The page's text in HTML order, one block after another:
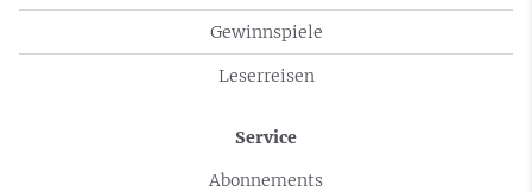
Gewinnspiele
Leserreisen
Service
Abonnements